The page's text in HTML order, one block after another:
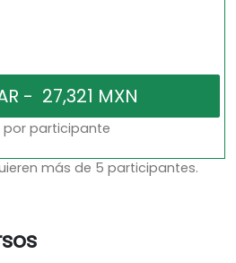
por participante
más de 5 participantes.